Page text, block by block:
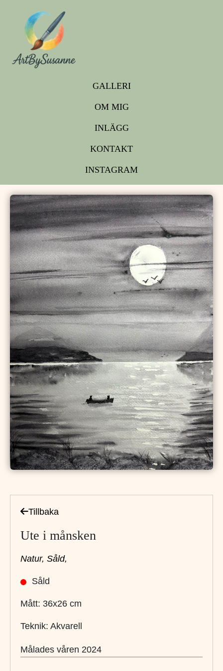
GALLERI
OM MIG
INLÄGG
KONTAKT
INSTAGRAM
Tillbaka
Ute i månsken
Natur, Såld,
Såld
Mått: 36x26 cm
Teknik: Akvarell
Målades våren 2024